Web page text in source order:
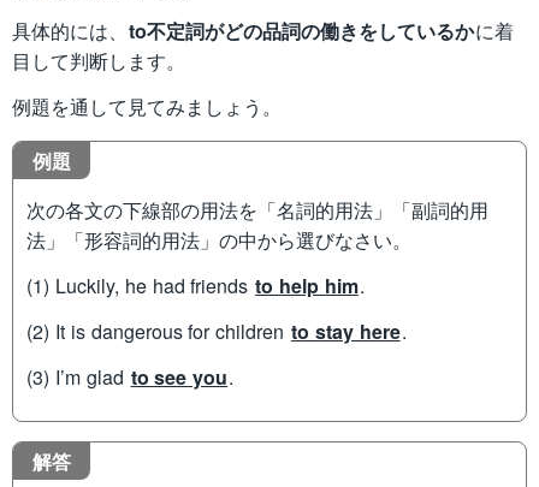
具体的には、 to不定詞がどの品詞の働きをしているかに着
目して判断します。
例題を通して見てみましょう。
例題
次の各文の下線部の用法を「名詞的用法」「副詞的用
法」「形容詞的用法」の中から選びなさい。
(1) Luckily, he had friends to help him.
(2) It is dangerous for children to stay here.
(3) I’m glad to see you.
解答